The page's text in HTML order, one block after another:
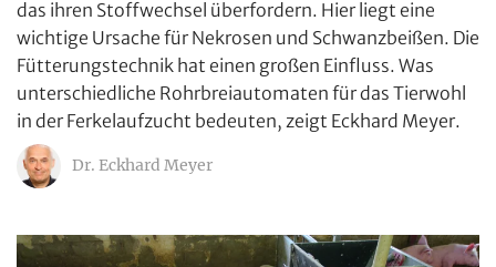
das ihren Stoffwechsel überfordern. Hier liegt eine
wichtige Ursache für Nekrosen und Schwanzbeißen. Die
Fütterungstechnik hat einen großen Einfluss. Was
unterschiedliche Rohrbreiautomaten für das Tierwohl
in der Ferkelaufzucht bedeuten, zeigt Eckhard Meyer.
Dr. Eckhard Meyer